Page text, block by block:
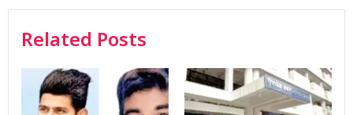
Related Posts